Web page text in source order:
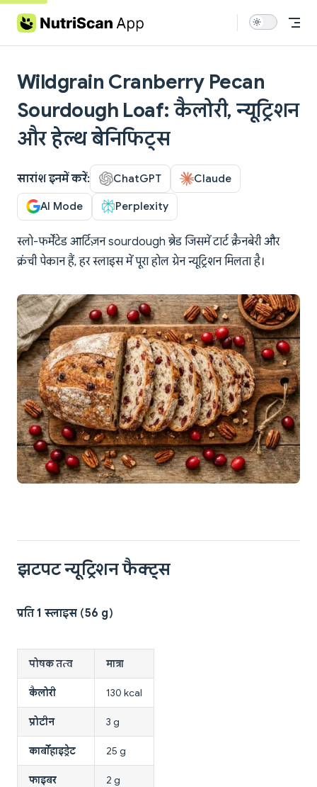
Skip to content
Wildgrain Cranberry Pecan
Sourdough Loaf: कैलोरी, न्यूट्रिशन
और हेल्थ बेनिफिट्स
सारांश इनमें करें: ChatGPT Claude
AI Mode Perplexity
स्लो-फर्मेंटेड आर्टिज़न sourdough ब्रेड जिसमें टार्ट क्रैनबेरी और
क्रंची पेकान हैं, हर स्लाइस में पूरा होल ग्रेन न्यूट्रिशन मिलता है।
झटपट न्यूट्रिशन फैक्ट्स
प्रति 1 स्लाइस (56 g)
पोषक तत्व मात्रा
कैलोरी 130 kcal
प्रोटीन 3 g
कार्बोहाइड्रेट 25 g
फाइबर 2 g